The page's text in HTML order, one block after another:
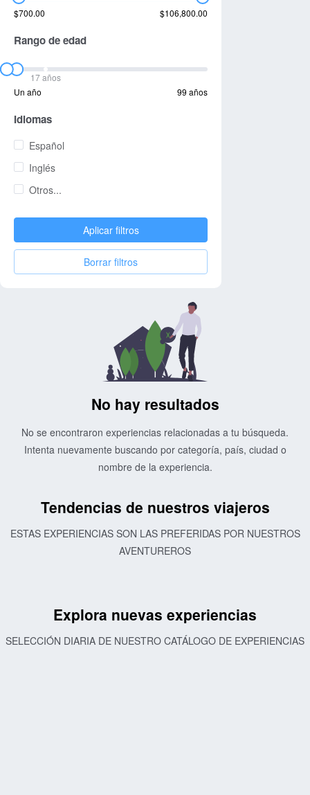
$700.00 $106,800.00
Rango de edad
17 años
Un año
99 años
Idiomas
Español
Inglés
Otros...
Aplicar filtros
Borrar filtros
No hay resultados
No se encontraron experiencias relacionadas a tu búsqueda.
Intenta nuevamente buscando por categoría, país, ciudad o
nombre de la experiencia.
Tendencias de nuestros viajeros
ESTAS EXPERIENCIAS SON LAS PREFERIDAS POR NUESTROS
AVENTUREROS
Explora nuevas experiencias
SELECCIÓN DIARIA DE NUESTRO CATÁLOGO DE EXPERIENCIAS